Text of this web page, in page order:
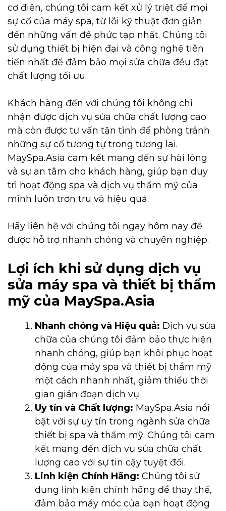
cơ điện, chúng tôi cam kết xử lý triệt để mọi
sự cố của máy spa, từ lỗi kỹ thuật đơn giản
đến những vấn đề phức tạp nhất. Chúng tôi
sử dụng thiết bị hiện đại và công nghệ tiên
tiến nhất để đảm bảo mọi sửa chữa đều đạt
chất lượng tối ưu.
Khách hàng đến với chúng tôi không chỉ
nhận được dịch vụ sửa chữa chất lượng cao
mà còn được tư vấn tận tình để phòng tránh
những sự cố tương tự trong tương lai.
MaySpa.Asia cam kết mang đến sự hài lòng
và sự an tâm cho khách hàng, giúp bạn duy
trì hoạt động spa và dịch vụ thẩm mỹ của
mình luôn trơn tru và hiệu quả.
Hãy liên hệ với chúng tôi ngay hôm nay để
được hỗ trợ nhanh chóng và chuyên nghiệp.
Lợi ích khi sử dụng dịch vụ
sửa máy spa và thiết bị thẩm
mỹ của MaySpa.Asia
Nhanh chóng và Hiệu quả: Dịch vụ sửa
chữa của chúng tôi đảm bảo thực hiện
nhanh chóng, giúp bạn khôi phục hoạt
động của máy spa và thiết bị thẩm mỹ
một cách nhanh nhất, giảm thiểu thời
gian gián đoạn dịch vụ.
Uy tín và Chất lượng: MaySpa.Asia nổi
bật với sự uy tín trong ngành sửa chữa
thiết bị spa và thẩm mỹ. Chúng tôi cam
kết mang đến dịch vụ sửa chữa chất
lượng cao với sự tin cậy tuyệt đối.
Linh kiện Chính Hãng: Chúng tôi sử
dụng linh kiện chính hãng để thay thế,
đảm bảo máy móc của bạn hoạt động